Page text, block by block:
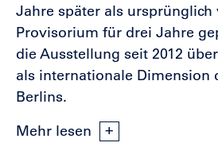
Jahre später als ursprünglich
Provisorium für drei Jahre
die Ausstellung seit 2012
als internationale Dimension
Berlins.
Mehr lesen